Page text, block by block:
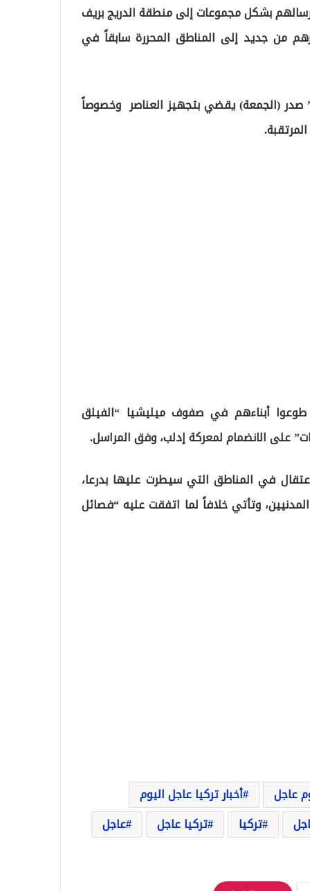
بشكل مجموعات إلى منطقة الدريج بريف
من جديد إلى المناطق المحررة سابقاً في
صدر (الجمعة) يقضي بتجهيز العناصر وخصوصاً
أبناءهم في صفوف ميليشيا “الفيلق
على الانضمام لمعركة إدلب، وفق المراسل.
في المناطق التي سيطرت عليها بدرعا،
وتأتي خلافاً لما اتفقت عليه “فصائل
عاجل
أخبار تركيا عاجل اليوم
تركيا تركيا عاجل
عاجل